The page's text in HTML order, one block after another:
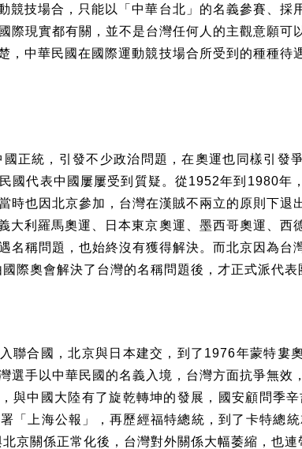
競技場合，只能以「中華台北」的名義參賽、採
際現實都有關，並不是台灣任何人的主觀意願可
，中華民國在國際運動競技場合所受到的種種待
正統，引發不少政治問題，在奧運也同樣引發
國代表中國屢屢受到質疑。從1952年到 1980年
時也因北京參加，台灣在漢賊不兩立的原則下退
大利羅馬奧運、日本東京奧運、墨西哥奧運、西
名稱問題，也始終沒有獲得解決。而北京因為台
際奧會解決了台灣的名稱問題後，才正式派代表
聯合國，北京與日本建交，到了 1976年蒙特婁
選手以中華民國的名義入境，台灣方面抗爭無效
與中國大陸有了旋乾轉坤的發展，國安顧問季辛
「上海公報」，再歷經福特總統，到了卡特總
北京關係正常化後，台灣對外關係大幅萎縮，也連